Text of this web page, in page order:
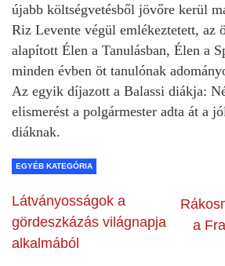
újabb költségvetésből jövőre kerül
Riz Levente végül emlékeztetett, az
alapított Élen a Tanulásban, Élen a
minden évben öt tanulónak
Az egyik díjazott a Balassi diákja:
elismerést a polgármester adta át a
diáknak.
EGYÉB KATEGÓRIA
Látványosságok a
gördeszkázás világnapja
alkalmából
a